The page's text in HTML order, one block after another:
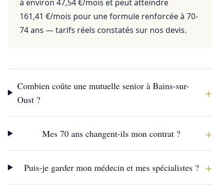
à environ 47,54 €/mois et peut atteindre
161,41 €/mois pour une formule renforcée à 70-
74 ans — tarifs réels constatés sur nos devis.
Combien coûte une mutuelle senior à Bains-sur-
Oust ?
+
Mes 70 ans changent-ils mon contrat ? +
Puis-je garder mon médecin et mes spécialistes ? +